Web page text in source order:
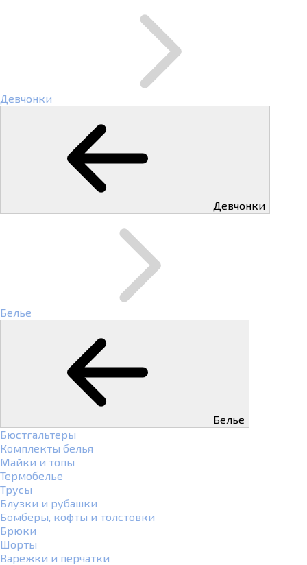
Девчонки
Девчонки
Белье
Белье
Бюстгальтеры
Комплекты белья
Майки и топы
Термобелье
Трусы
Блузки и рубашки
Бомберы, кофты и толстовки
Брюки
Шорты
Варежки и перчатки